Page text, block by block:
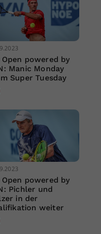
Open powered by
Manic Monday
Super Tuesday
Open powered by
Pichler und
in der
weiter